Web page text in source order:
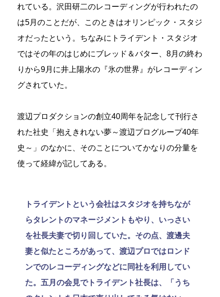
れている。沢田研二のレコーディングが行われたの
は5月のことだが、このときはオリンピック・スタジ
オだったという。ちなみにトライデント・スタジオ
ではその年のはじめにブレッド＆バター、8月の終わ
りから9月に井上陽水の『氷の世界』がレコーディン
グされていた。
渡辺プロダクションの創立40周年を記念して刊行さ
れた社史「抱えきれない夢～渡辺プログループ40年
史～」のなかに、そのことについてかなりの分量を
使って経緯が記してある。
トライデントという会社はスタジオを持ちなが
らタレントのマネージメントもやり、いっさい
を社長夫妻で切り回していた。その点、渡邊夫
妻と似たところがあって、渡辺プロではロンド
ンでのレコーディングなどに同社を利用してい
た。五月の会見でトライデント社長は、「うち